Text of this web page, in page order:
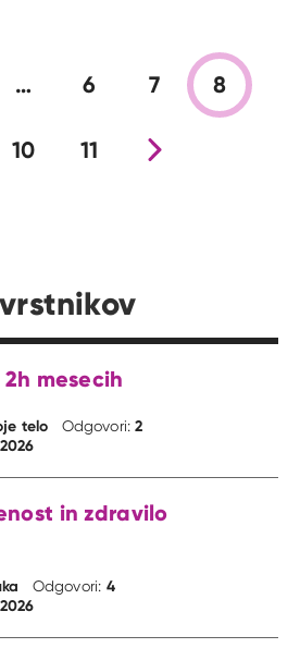
… 6 7 8
10 11Nova stran
mesecih
telo Odgovori:2
in zdravilo
Odgovori: 4